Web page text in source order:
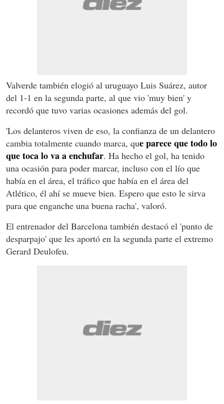
Valverde también elogió al uruguayo Luis Suárez, autor
del 1-1 en la segunda parte, al que vio 'muy bien' y
recordó que tuvo varias ocasiones además del gol.
'Los delanteros viven de eso, la confianza de un delantero
cambia totalmente cuando marca, que parece que todo lo
que toca lo va a enchufar. Ha hecho el gol, ha tenido
una ocasión para poder marcar, incluso con el lío que
había en el área, el tráfico que había en el área del
Atlético, él ahí se mueve bien. Espero que esto le sirva
para que enganche una buena racha', valoró.
El entrenador del Barcelona también destacó el 'punto de
desparpajo' que les aportó en la segunda parte el extremo
Gerard Deulofeu.